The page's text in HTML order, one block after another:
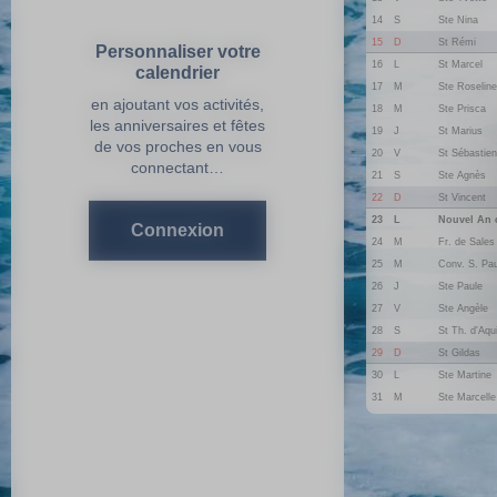
Personnaliser votre
calendrier
en ajoutant vos activités,
les anniversaires et fêtes
de vos proches en vous
connectant…
Connexion
14
S
Ste Nina
15
D St Rémi
16 L St Marcel
17 M
Ste Roseline
18
M
Ste Prisca
19
J
St Marius
20
V
St Sébastien
21
S
Ste Agnès
22
D St Vincent
23 L Nouvel An
24 M
Fr. de Sales
25
M
Conv. S.
26
J
Ste Paule
27
V
Ste Angèle
28
S
St Th.
29
D St Gildas
30 L Ste Martine
31 M Ste Marcelle